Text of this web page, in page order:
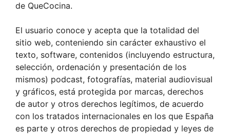
de QueCocina.
El usuario conoce y acepta que la totalidad del
sitio web, conteniendo sin carácter exhaustivo el
texto, software, contenidos (incluyendo estructura,
selección, ordenación y presentación de los
mismos) podcast, fotografías, material audiovisual
y gráficos, está protegida por marcas, derechos
de autor y otros derechos legítimos, de acuerdo
con los tratados internacionales en los que España
es parte y otros derechos de propiedad y leyes de